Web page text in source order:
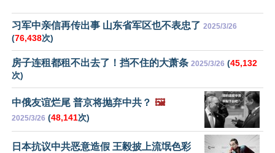
习军中亲信再传出事 山东省军区也不表忠了 2025/3/26
(76,438次)
房子连租都租不出去了！挡不住的大萧条 2025/3/26 (45,132
次)
中俄友谊烂尾 普京将抛弃中共？ 🖼️
2025/3/26 (48,141次)
日本抗议中共恶意造假 王毅披上流氓色彩